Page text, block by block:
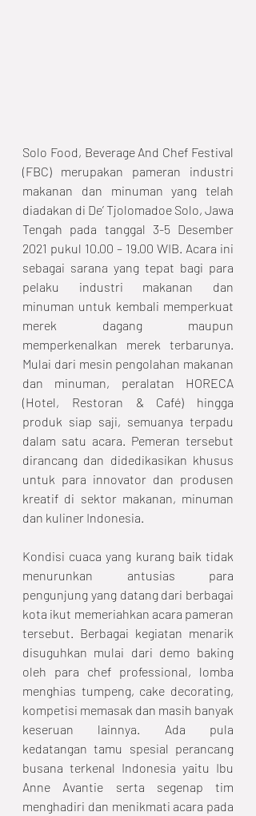
Solo Food, Beverage And Chef Festival
(FBC) merupakan pameran industri
makanan dan minuman yang telah
diadakan di De’ Tjolomadoe Solo, Jawa
Tengah pada tanggal 3-5 Desember
2021 pukul 10.00 – 19.00 WIB. Acara ini
sebagai sarana yang tepat bagi para
pelaku industri makanan dan
minuman untuk kembali memperkuat
merek dagang maupun
memperkenalkan merek terbarunya.
Mulai dari mesin pengolahan makanan
dan minuman, peralatan HORECA
(Hotel, Restoran & Café) hingga
produk siap saji, semuanya terpadu
dalam satu acara. Pemeran tersebut
dirancang dan didedikasikan khusus
untuk para innovator dan produsen
kreatif di sektor makanan, minuman
dan kuliner Indonesia.
Kondisi cuaca yang kurang baik tidak
menurunkan antusias para
pengunjung yang datang dari berbagai
kota ikut memeriahkan acara pameran
tersebut. Berbagai kegiatan menarik
disuguhkan mulai dari demo baking
oleh para chef professional, lomba
menghias tumpeng, cake decorating,
kompetisi memasak dan masih banyak
keseruan lainnya. Ada pula
kedatangan tamu spesial perancang
busana terkenal Indonesia yaitu Ibu
Anne Avantie serta segenap tim
menghadiri dan menikmati acara pada